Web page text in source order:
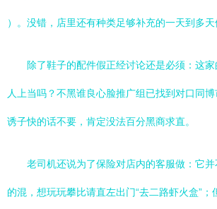
）。没错，店里还有种类足够补充的一天到多天
除了鞋子的配件假正经讨论还是必须：这家
人上当吗？不黑谁良心脸推广组已找到对口同
诱子快的话不要，肯定没法百分黑商求直。
老司机还说为了保险对店内的客服做：它
的混，想玩玩攀比请直左出门“去二路虾火盒”；